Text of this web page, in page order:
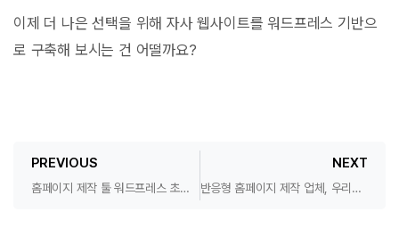
이제 더 나은 선택을 위해 자사 웹사이트를 워드프레스 기반으
로 구축해 보시는 건 어떨까요?
PREVIOUS
홈페이지 제작 툴 워드프레스 초보자 접근성 팩트만.
NEXT
반응형 홈페이지 제작 업체, 우리는 이게 맞다고 생각해요.